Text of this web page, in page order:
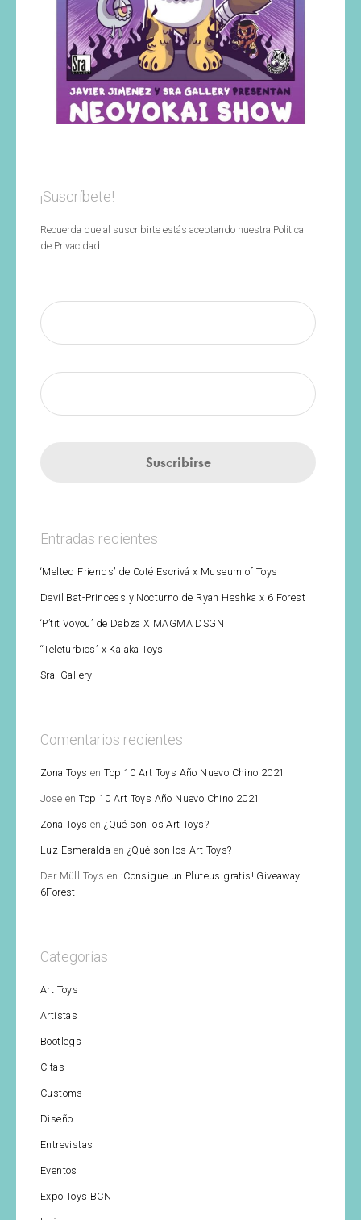
¡Suscríbete!
Recuerda que al suscribirte estás aceptando nuestra Política
de Privacidad
Entradas recientes
‘Melted Friends’ de Coté Escrivá x Museum of Toys
Devil Bat-Princess y Nocturno de Ryan Heshka x 6 Forest
‘P’tit Voyou’ de Debza X MAGMA DSGN
“Teleturbios” x Kalaka Toys
Sra. Gallery
Comentarios recientes
Zona Toys enTop 10 Art Toys Año Nuevo Chino 2021
Jose enTop 10 Art Toys Año Nuevo Chino 2021
Zona Toys en¿Qué son los Art Toys?
Luz Esmeralda en ¿Qué son los Art Toys?
Der Müll Toys en ¡Consigue un Pluteus gratis! Giveaway
6Forest
Categorías
Art Toys
Artistas
Bootlegs
Citas
Customs
Diseño
Entrevistas
Eventos
Expo Toys BCN